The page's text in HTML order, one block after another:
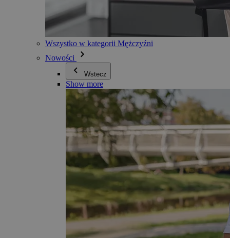
Wszystko w kategorii Mężczyźni
Nowości
Wstecz
Show more